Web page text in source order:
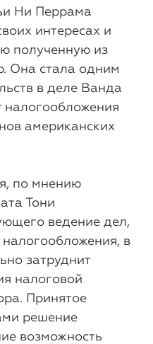
Ни Перрама
интересах и
полученную из
Она стала одним
в деле Ванда
налогообложения
американских
по мнению
Тони
ведение дел,
в
затруднит
налоговой
Принятое
решение
возможность